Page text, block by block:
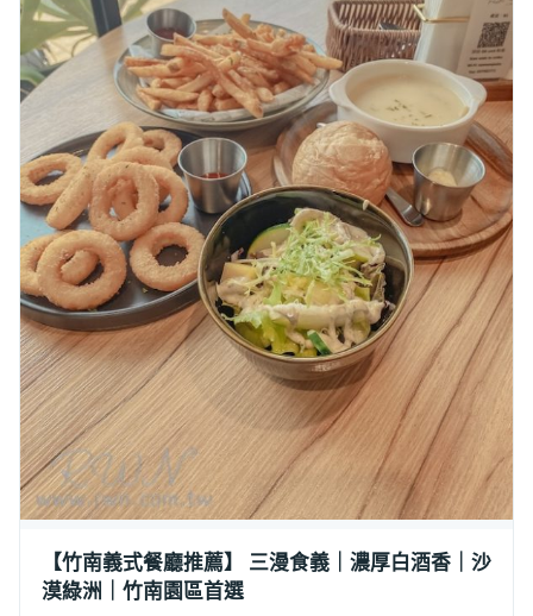
【竹南義式餐廳推薦】 三漫食義｜濃厚白酒香｜沙
漠綠洲｜竹南園區首選